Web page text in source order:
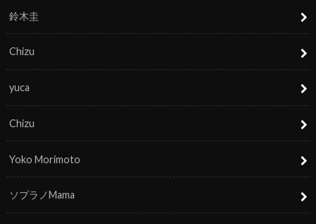
鈴木圭
Chizu
yuca
Chizu
Yoko Morimoto
ソプラノMama